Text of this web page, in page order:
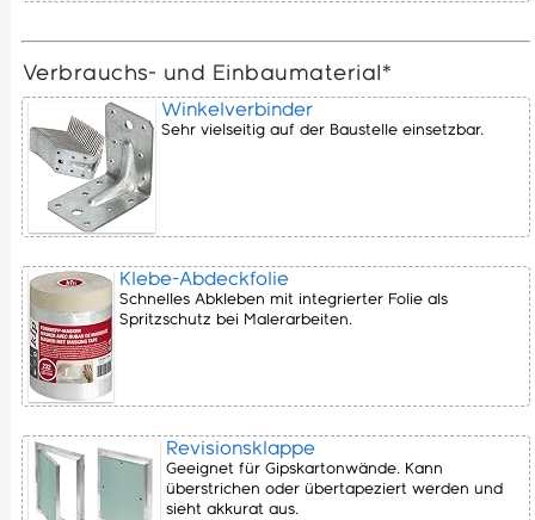
Verbrauchs- und Einbaumaterial*
Winkelverbinder
Sehr vielseitig auf der Baustelle einsetzbar.
Klebe-Abdeckfolie
Schnelles Abkleben mit integrierter Folie als
Spritzschutz bei Malerarbeiten.
Revisionsklappe
Geeignet für Gipskartonwände. Kann
überstrichen oder übertapeziert werden und
sieht akkurat aus.